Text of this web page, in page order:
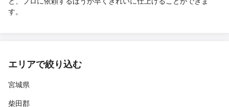
す。
エリアで絞り込む
宮城県
柴田郡